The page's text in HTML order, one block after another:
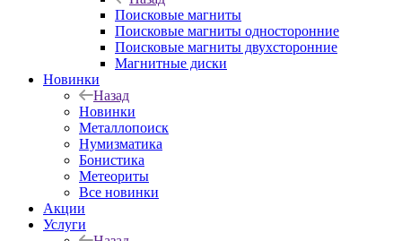
Поисковые магниты
Поисковые магниты односторонние
Поисковые магниты двухсторонние
Магнитные диски
Новинки
Назад
Новинки
Металлопоиск
Нумизматика
Бонистика
Метеориты
Все новинки
Акции
Услуги